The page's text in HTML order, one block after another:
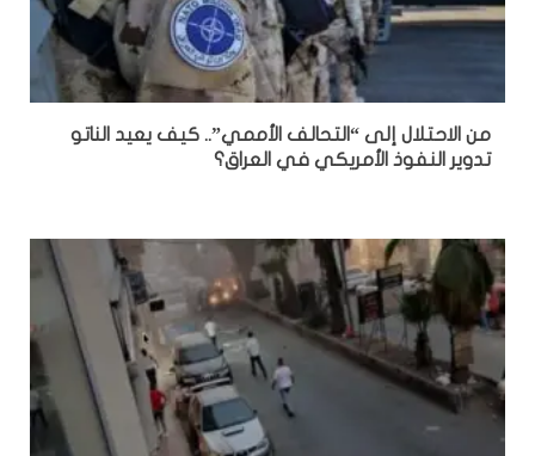
من الاحتلال إلى “التحالف الأممي”.. كيف يعيد الناتو
تدوير النفوذ الأمريكي في العراق؟